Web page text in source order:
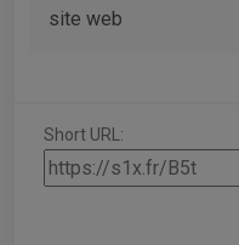
site web
Short URL: